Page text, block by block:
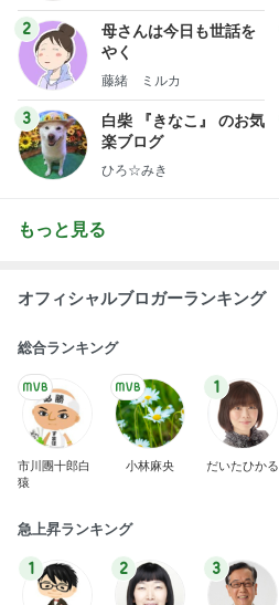
2
母さんは今日も世話を
やく
藤緒 ミルカ
3
白柴 『きなこ』 のお気
楽ブログ
ひろ☆みき
もっと見る
オフィシャルブロガーランキング
総合ランキング
市川團十郎白
猿
小林麻央
1
だいたひかる
急上昇ランキング
1 2 3